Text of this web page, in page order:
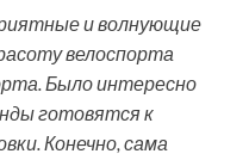
и волнующие
велоспорта
Было интересно
готовятся к
Конечно, сама